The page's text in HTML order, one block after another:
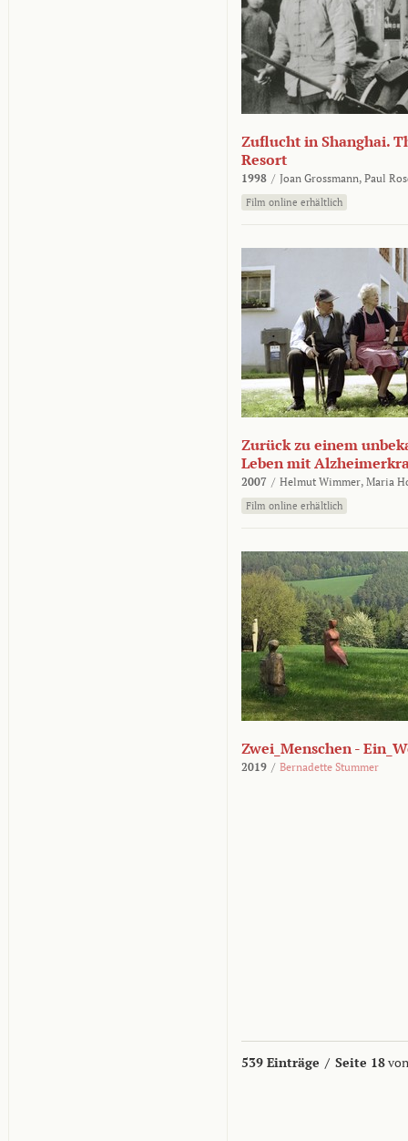
Zuflucht in Shanghai.
Resort
1998 / Joan Grossmann, Paul
Film online erhältlich
Zurück zu einem
Leben mit
2007 / Helmut Wimmer, Maria
Film online erhältlich
Zwei_Menschen -
2019 / Bernadette Stummer
539 Einträge / Seite 18